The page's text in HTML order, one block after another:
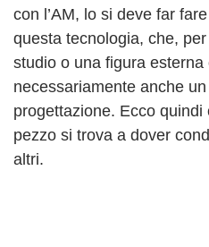
con l’AM, lo si deve far
questa tecnologia, che,
studio o una figura esterna
necessariamente anche
progettazione. Ecco quindi
pezzo si trova a dover
altri.